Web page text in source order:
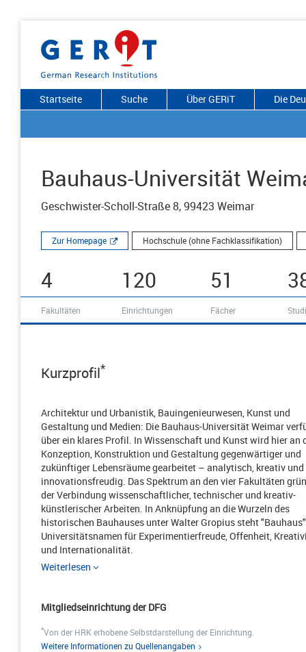
Startseite Suche Über GERiT Die
Bauhaus-Universität
Geschwister-Scholl-Straße 8, 99423 Weimar
Zur Homepage Hochschule (ohne Fachklassifikation)
4 120 51
Fakultäten Einrichtungen Fächer
Kurzprofil*
Architektur und Urbanistik, Bauingenieurwesen, Kunst und
Gestaltung und Medien: Die Bauhaus-Universität Weimar
über ein klares Profil. In Wissenschaft und Kunst wird hier an
Konzeption, Konstruktion und Gestaltung gegenwärtiger und
zukünftiger Lebensräume gearbeitet – analytisch, kreativ und
innovationsfreudig. Das Spektrum an den vier Fakultäten
der Verbindung wissenschaftlicher, technischer und kreativ-
künstlerischer Arbeiten. In Anknüpfung an die Wurzeln des
historischen Bauhauses unter Walter Gropius steht
Universitätsnamen für Experimentierfreude, Offenheit,
und Internationalität.
Weiterlesen
Mitgliedseinrichtung der DFG
*Von der HRK erhobene Selbstdarstellung der Einrichtung.
Weitere Informationen zu Quellenangaben